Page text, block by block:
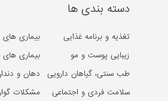
دسته بندی ها
تغذیه و برنامه غذایی
زیبایی پوست و مو
طب سنتی، گیاهان دارویی
سلامت فردی و اجتماعی
بیماری
بیماری
دهان و
مشکلات